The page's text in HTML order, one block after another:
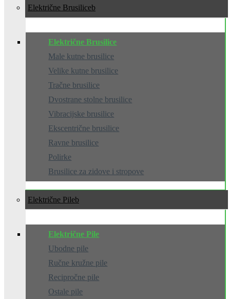
Električne Brusilice
Električne Brusilice
Male kutne brusilice
Velike kutne brusilice
Tračne brusilice
Dvostrane stolne brusilice
Vibracijske brusilice
Ekscentrične brusilice
Ravne brusilice
Polirke
Brusilice za zidove i stropove
Električne Pile
Električne Pile
Ubodne pile
Ručne kružne pile
Recipročne pile
Ostale pile